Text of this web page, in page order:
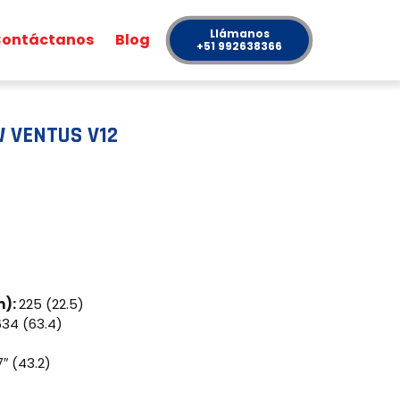
Blog
Llámanos
+51 992638366
V12
225 (22.5)
(63.4)
(43.2)